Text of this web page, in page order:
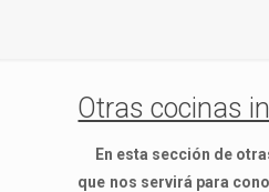
Otras cocinas
En esta sección de
que nos servirá para